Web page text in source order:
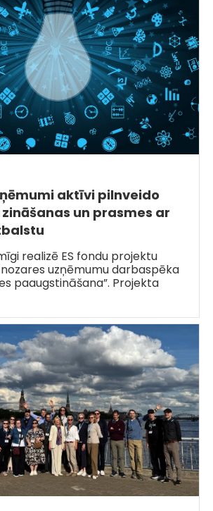
aktīvi pilnveido
un prasmes ar
realizē ES fondu projektu
uzņēmumu darbaspēka
paaugstināšana”. Projekta